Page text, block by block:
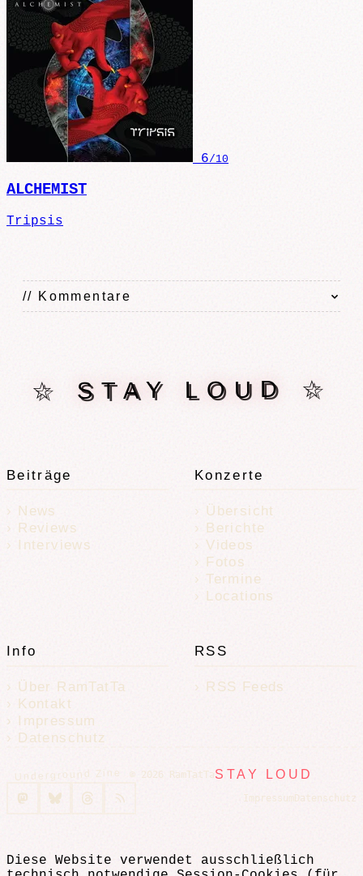
6/10
ALCHEMIST
Tripsis
// Kommentare
☆ STAY LOUD ☆
Beiträge
News
Reviews
Interviews
Konzerte
Übersicht
Berichte
Videos
Fotos
Termine
Locations
Info
Über RamTatTa
Kontakt
Impressum
Datenschutz
RSS
RSS Feeds
Underground Zine © 2026 RamTatTaSTAY LOUD
Impressum Datenschutz
Diese Website verwendet ausschließlich